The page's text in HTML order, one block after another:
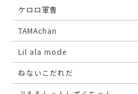
ケロロ軍曹
TAMAchan
Lil ala mode
ねないこだれだ